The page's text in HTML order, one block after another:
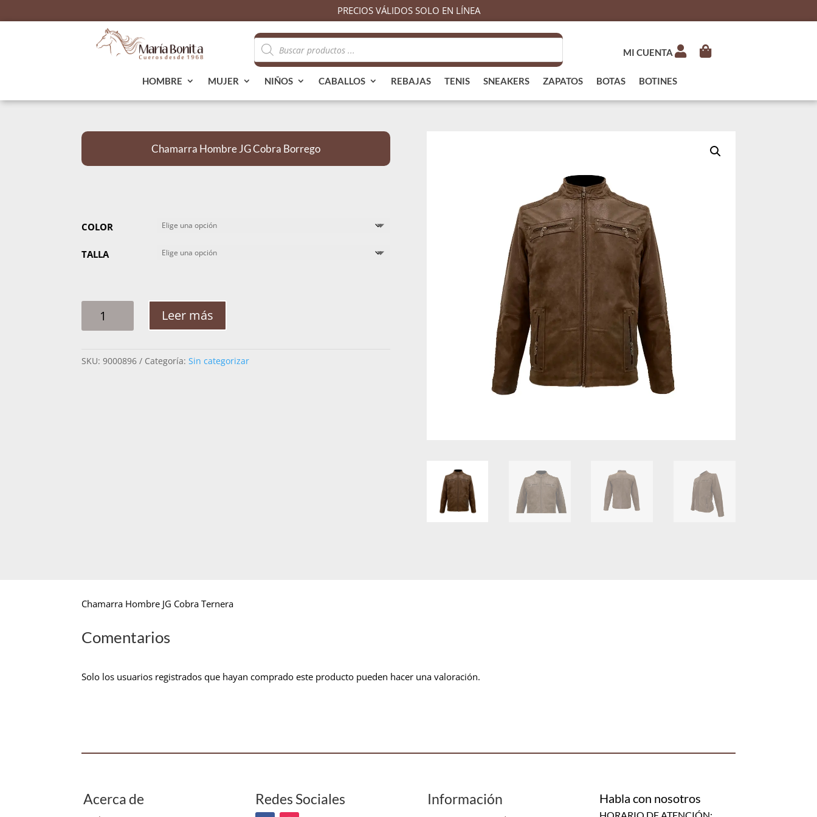
PRECIOS VÁLIDOS SOLO EN LÍNEA
Búsqueda
de
productos
MI CUENTA
HOMBRE MUJER NIÑOS CABALLOS REBAJAS TENIS SNEAKERS ZAPATOS BOTAS BOTINES
Chamarra Hombre JG Cobra Borrego
COLOR
TALLA
HOMBRE
BORREGO
Leer más
SKU:9000896 Categoría:Sin categorizar
Chamarra Hombre JG Cobra Ternera
Comentarios
Solo los usuarios registrados que hayan comprado este producto pueden hacer una valoración.
Acerca de Redes Sociales Información Habla con nosotros
HORARIO DE ATENCIÓN: